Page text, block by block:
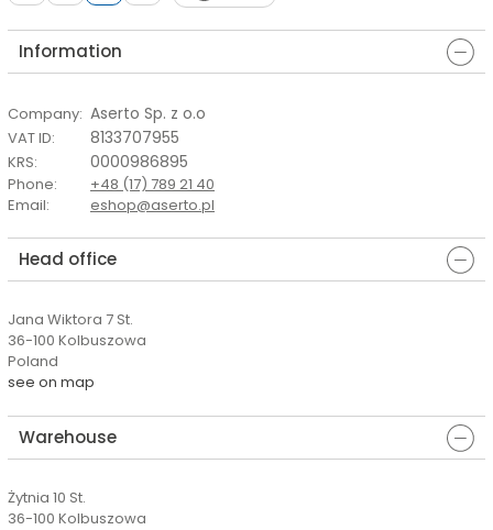
Information
Company: Aserto Sp. z o.o
VAT ID: 8133707955
KRS: 0000986895
Phone:
+48 (17) 789 21 40
Email: eshop@aserto.pl
Head office
Jana Wiktora 7 St.
36-100 Kolbuszowa
Poland
see on map
Warehouse
Żytnia 10 St.
36-100 Kolbuszowa